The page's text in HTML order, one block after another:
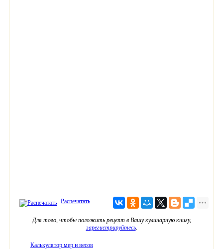
Распечатать
Для того, чтобы положить рецепт в Вашу кулинарную книгу,
зарегистрируйтесь.
Калькулятор мер и весов